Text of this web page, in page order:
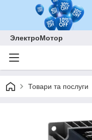
ЭлектроМотор
Товари та послуги